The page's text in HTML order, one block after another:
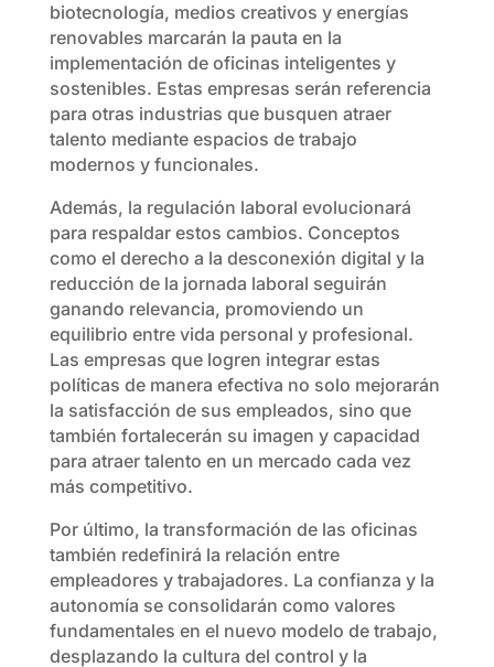
biotecnología, medios creativos y energías
renovables marcarán la pauta en la
implementación de oficinas inteligentes y
sostenibles. Estas empresas serán referencia
para otras industrias que busquen atraer
talento mediante espacios de trabajo
modernos y funcionales.
Además, la regulación laboral evolucionará
para respaldar estos cambios. Conceptos
como el derecho a la desconexión digital y la
reducción de la jornada laboral seguirán
ganando relevancia, promoviendo un
equilibrio entre vida personal y profesional.
Las empresas que logren integrar estas
políticas de manera efectiva no solo mejorarán
la satisfacción de sus empleados, sino que
también fortalecerán su imagen y capacidad
para atraer talento en un mercado cada vez
más competitivo.
Por último, la transformación de las oficinas
también redefinirá la relación entre
empleadores y trabajadores. La confianza y la
autonomía se consolidarán como valores
fundamentales en el nuevo modelo de trabajo,
desplazando la cultura del control y la